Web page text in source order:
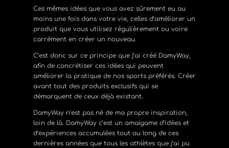
Ces mêmes idées que vous avez sûrement eu au
moins une fois dans votre vie, celles d’améliorer un
produit que vous utilisez régulièrement ou voire
carrément en créer un nouveau.
C’est donc sur ce principe que j’ai créé DamyWay,
afin de concrétiser ces idées qui peuvent
améliorer la pratique de nos sports préférés. Créer
avant tout des produits exclusifs qui se
démarquent de ceux déjà existant.
DamyWay n’est pas né de ma propre inspiration,
loin de là. DamyWay c’est un amalgame d’idées et
d’expériences accumulées tout au long de ces
dernières années que tous les athlètes que j’ai pu